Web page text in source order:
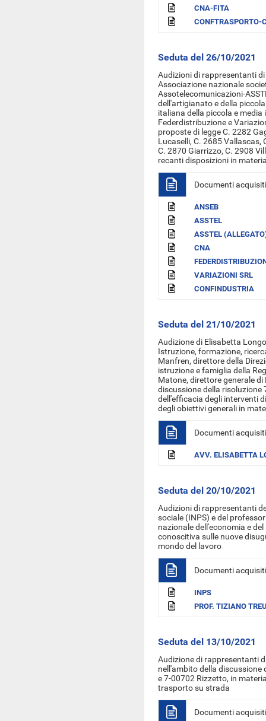
CNA-FITA
CONFTRASPORTO-
Seduta del 26/10/2021
Audizioni di rappresentanti di
Associazione nazionale
Assotelecomunicazioni-
dell'artigianato e della
italiana della piccola e
Federdistribuzionee
proposte di legge C. 2282
Lucaselli, C. 2685 Vallascas,
C. 2870 Giarrizzo, C. 2908
recanti disposizioni in
Documenti acquisiti
ANSEB
ASSTEL
ASSTEL
CNA
VARIAZIONI SRL
CONFINDUSTRIA
Seduta del 21/10/2021
Audizione di Elisabetta
Istruzione, formazione,
Manfren, direttore della
istruzione e famiglia della
Matone, direttore generale
discussione della risoluzione
dell'efficacia degli interventi
degli obiettivi generali in
Documenti acquisiti
AVV. ELISABETTA
Seduta del 20/10/2021
Audizionidi rappresentanti
sociale (INPS) e del
nazionale dell'economia e
conoscitiva sulle nuove
mondo del lavoro
Documenti acquisiti
INPS
PROF. TIZIANO
Seduta del 13/10/2021
Audizione di rappresentanti
nell'ambito della
e 7-00702 Rizzetto, in
trasporto su strada
Documenti acquisiti